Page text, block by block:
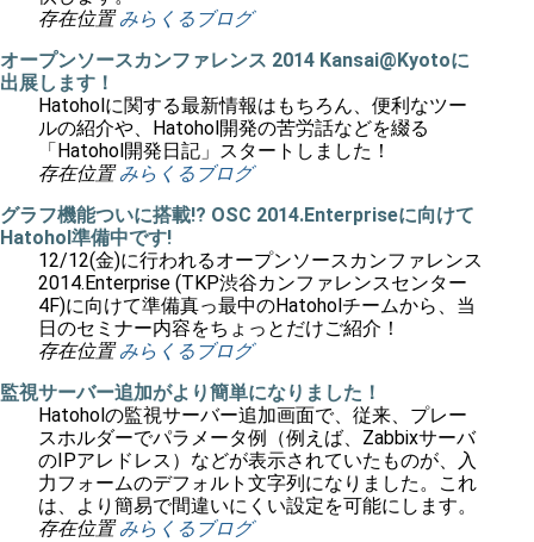
存在位置 みらくるブログ
オープンソースカンファレンス 2014 Kansai@Kyotoに
出展します！
Hatoholに関する最新情報はもちろん、便利なツー
ルの紹介や、Hatohol開発の苦労話などを綴る
「Hatohol開発日記」スタートしました！
存在位置 みらくるブログ
グラフ機能ついに搭載!? OSC 2014.Enterpriseに向けて
Hatohol準備中です!
12/12(金)に行われるオープンソースカンファレンス
2014.Enterprise (TKP渋谷カンファレンスセンター
4F)に向けて準備真っ最中のHatoholチームから、当
日のセミナー内容をちょっとだけご紹介！
存在位置 みらくるブログ
監視サーバー追加がより簡単になりました！
Hatoholの監視サーバー追加画面で、従来、プレー
スホルダーでパラメータ例（例えば、Zabbixサーバ
のIPアレドレス）などが表示されていたものが、入
力フォームのデフォルト文字列になりました。これ
は、より簡易で間違いにくい設定を可能にします。
存在位置 みらくるブログ